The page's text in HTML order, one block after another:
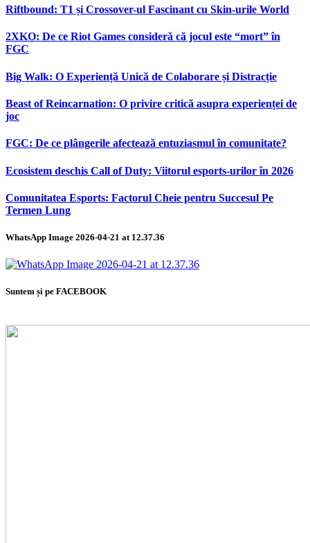
Riftbound: T1 și Crossover-ul Fascinant cu Skin-urile World
2XKO: De ce Riot Games consideră că jocul este “mort” în
FGC
Big Walk: O Experiență Unică de Colaborare și Distracție
Beast of Reincarnation: O privire critică asupra experienței de
joc
FGC: De ce plângerile afectează entuziasmul în comunitate?
Ecosistem deschis Call of Duty: Viitorul esports-urilor în 2026
Comunitatea Esports: Factorul Cheie pentru Succesul Pe
Termen Lung
WhatsApp Image 2026-04-21 at 12.37.36
Suntem și pe FACEBOOK